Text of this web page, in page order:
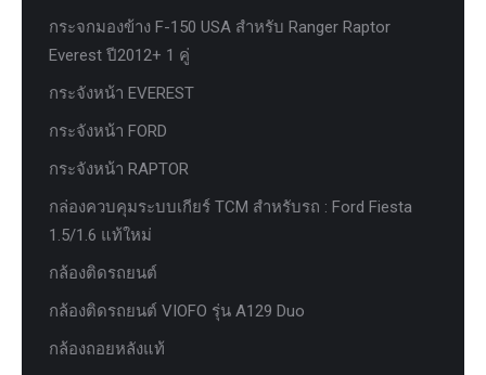
กระจกมองข้าง F-150 USA สำหรับ Ranger Raptor
Everest ปี2012+ 1 คู่
กระจังหน้า EVEREST
กระจังหน้า FORD
กระจังหน้า RAPTOR
กล่องควบคุมระบบเกียร์ TCM สำหรับรถ : Ford Fiesta
1.5/1.6 แท้ใหม่
กล้องติดรถยนต์
กล้องติดรถยนต์ VIOFO รุ่น A129 Duo
กล้องถอยหลังแท้